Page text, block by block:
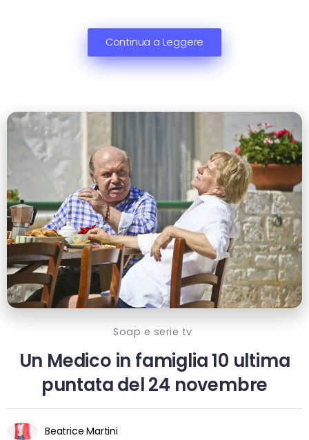
Continua a Leggere
Soap e serie tv
Un Medico in famiglia 10 ultima
puntata del 24 novembre
Beatrice Martini